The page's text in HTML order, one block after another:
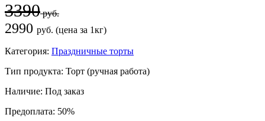
3390руб.
2990 руб. (цена за 1кг)
Категория: Праздничные торты
Тип продукта: Торт (ручная работа)
Наличие: Под заказ
Предоплата: 50%